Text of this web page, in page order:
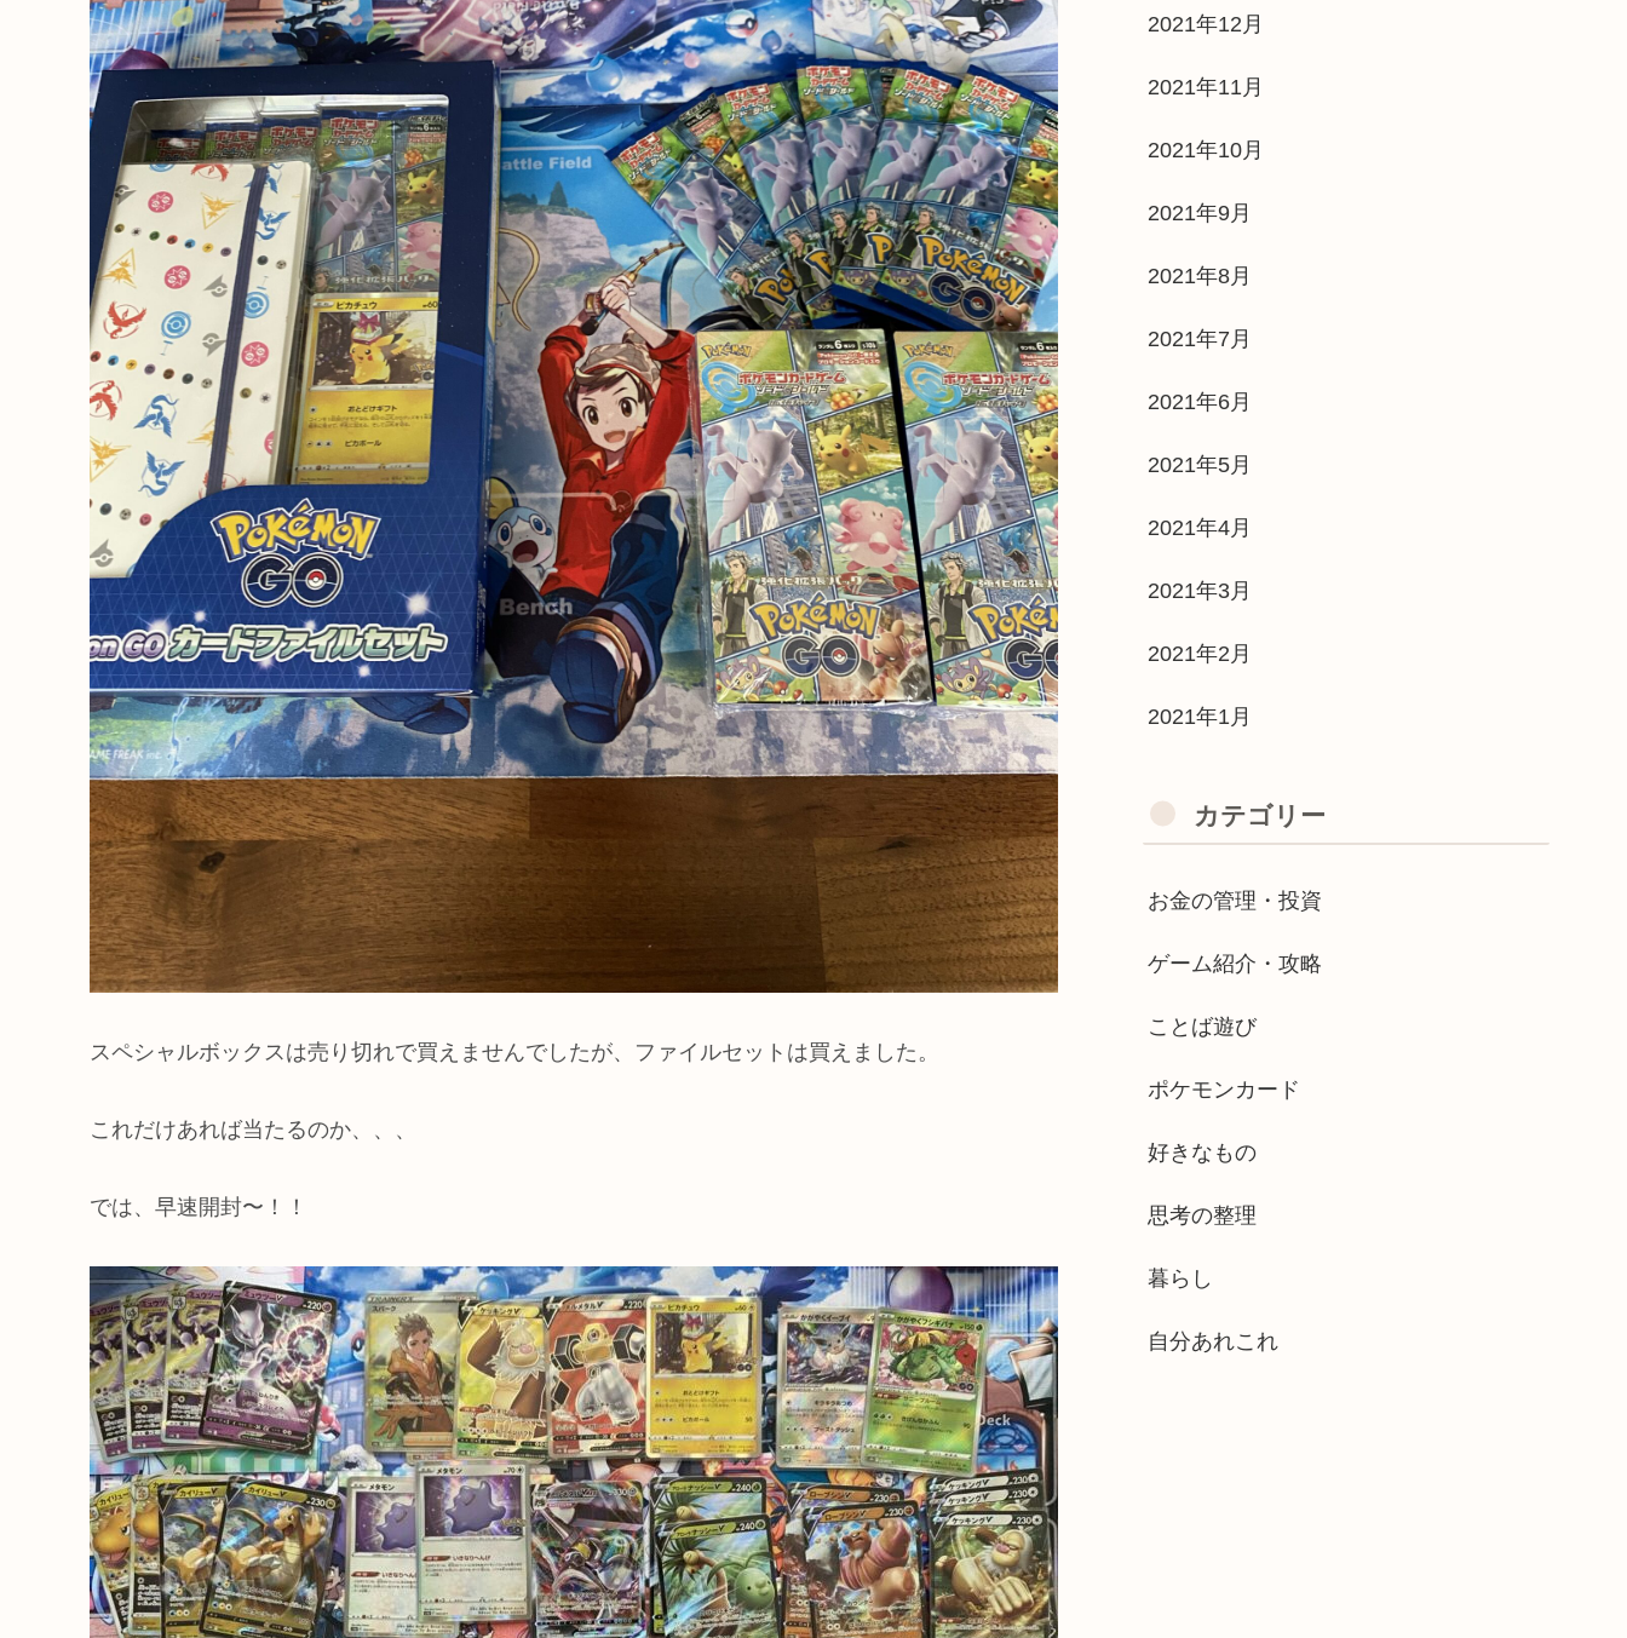
スペシャルボックスは売り切れで買えませんでしたが、ファイルセットは買えました。
これだけあれば当たるのか、、、
では、早速開封〜！！
2021年12月
2021年11月
2021年10月
2021年9月
2021年8月
2021年7月
2021年6月
2021年5月
2021年4月
2021年3月
2021年2月
2021年1月
カテゴリー
お金の管理・投資
ゲーム紹介・攻略
ことば遊び
ポケモンカード
好きなもの
思考の整理
暮らし
自分あれこれ